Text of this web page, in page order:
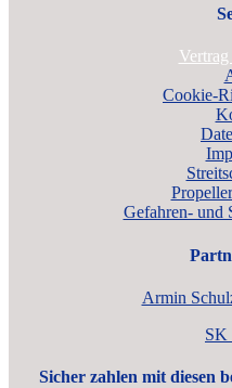
Cookie-
Gefahren- und
Armin
SK
Sicher zahlen mit diesen